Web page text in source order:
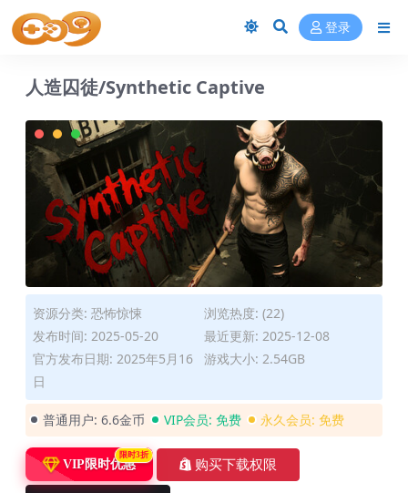
登录
人造囚徒/Synthetic Captive
资源分类: 恐怖惊悚
浏览热度: (22)
发布时间: 2025-05-20
最近更新: 2025-12-08
官方发布日期: 2025年5月16
日
游戏大小: 2.54GB
普通用户: 6.6金币 VIP会员: 免费 永久会员: 免费
VIP限时优惠
限时3折
购买下载权限